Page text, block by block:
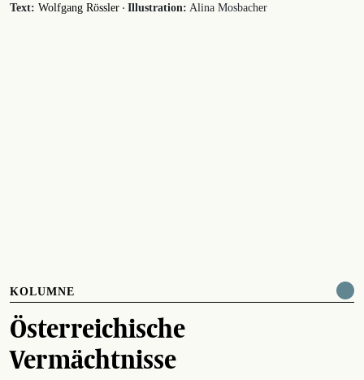
Text: Wolfgang Rössler · Illustration: Alina Mosbacher
KOLUMNE
Österreichische
Vermächtnisse